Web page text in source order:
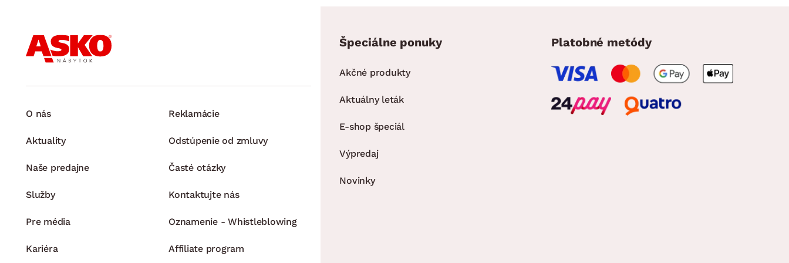
O nás
Aktuality
Naše predajne
Služby
Pre média
Kariéra
Reklamácie
Odstúpenie od zmluvy
Časté otázky
Kontaktujte nás
Oznamenie - Whistleblowing
Affiliate program
Špeciálne ponuky
Akčné produkty
Aktuálny leták
E-shop špeciál
Výpredaj
Novinky
Platobné metódy